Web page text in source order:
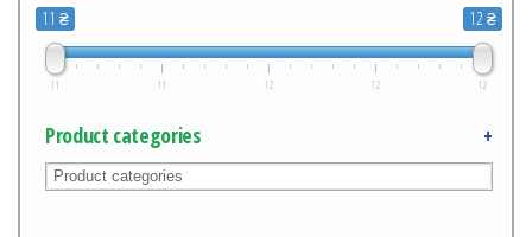
11 ₴ 12 ₴
11 11 12 12 12
Product categories +